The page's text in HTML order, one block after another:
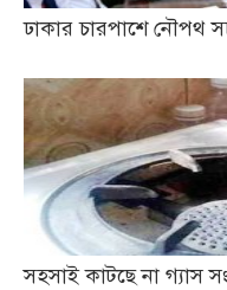
ঢাকার চারপাশে নৌপথ
সহসাই কাটছে না গ্যাস